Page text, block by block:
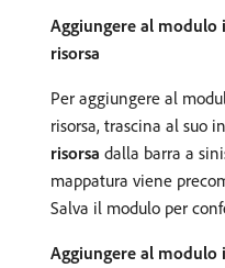
Aggiungere al modulo
risorsa
Per aggiungere al
risorsa, trascina al suo
risorsa dalla barra a
mappatura viene
Salva il modulo per
Aggiungere al modulo